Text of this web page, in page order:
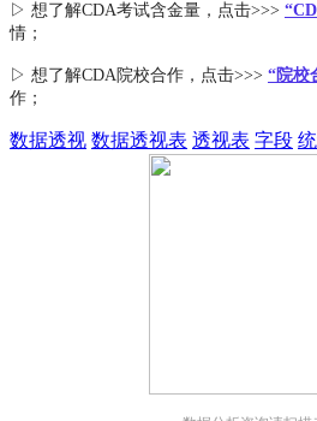
▷ 想了解CDA考试含金量 ，点击>>>
情；
▷ 想了解CDA院校合作 ，点击>>> “院校
作；
数据透视 数据透视表 透视表 字段